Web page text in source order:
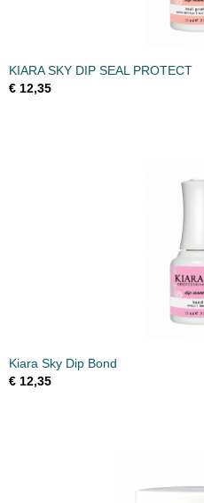
KIARA SKY DIP SEAL PROTECT
€ 12,35
Kiara Sky Dip Bond
€ 12,35